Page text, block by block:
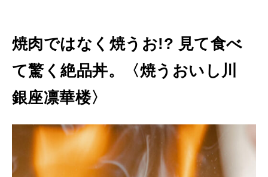
焼肉ではなく焼うお!? 見て食べ
て驚く絶品丼。〈焼うおいし川
銀座凛華楼〉